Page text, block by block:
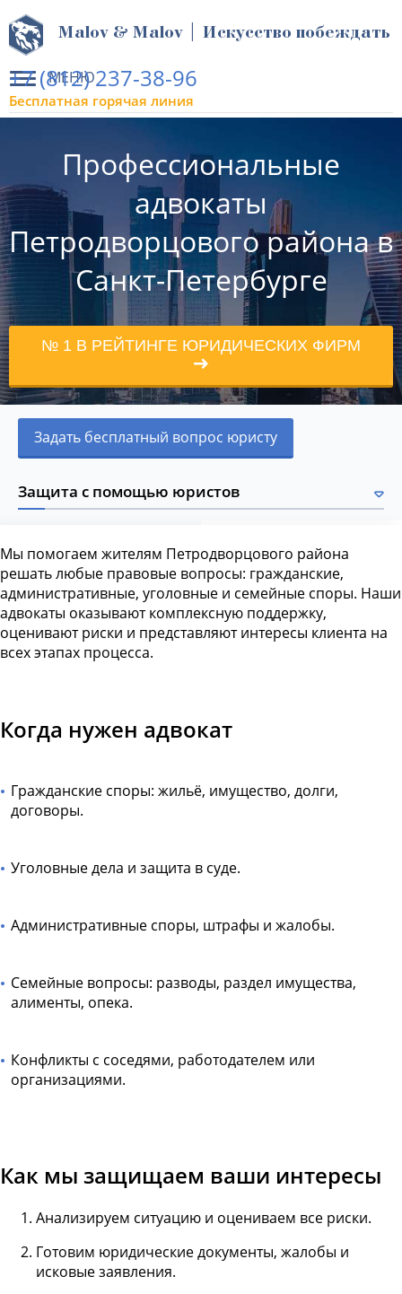
МЕНЮ
Malov & Malov | Искусство побеждать
+7 (812) 237-38-96
Бесплатная горячая линия
Профессиональные
адвокаты
Петродворцового района в
Санкт-Петербурге
№ 1 В РЕЙТИНГЕ ЮРИДИЧЕСКИХ ФИРМ
Задать бесплатный вопрос юристу
Защита с помощью юристов
Мы помогаем жителям Петродворцового района
решать любые правовые вопросы: гражданские,
административные, уголовные и семейные споры. Наши
адвокаты оказывают комплексную поддержку,
оценивают риски и представляют интересы клиента на
всех этапах процесса.
Когда нужен адвокат
Гражданские споры: жильё, имущество, долги,
договоры.
Уголовные дела и защита в суде.
Административные споры, штрафы и жалобы.
Семейные вопросы: разводы, раздел имущества,
алименты, опека.
Конфликты с соседями, работодателем или
организациями.
Как мы защищаем ваши интересы
Анализируем ситуацию и оцениваем все риски.
Готовим юридические документы, жалобы и
исковые заявления.